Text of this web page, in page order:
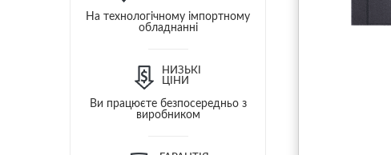
На технологічному імпортному
обладнанні
НИЗЬКІ
ЦІНИ
Ви працюєте безпосередньо з
виробником